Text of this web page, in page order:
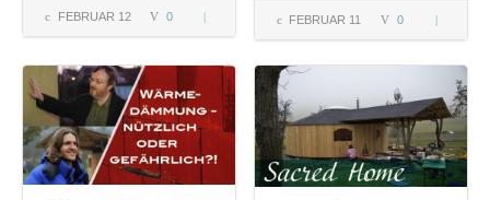
FEBRUAR 12 0
ein
Baustoff
aus der
Natur
FEBRUAR 11 0
Zirbe –
von Holz